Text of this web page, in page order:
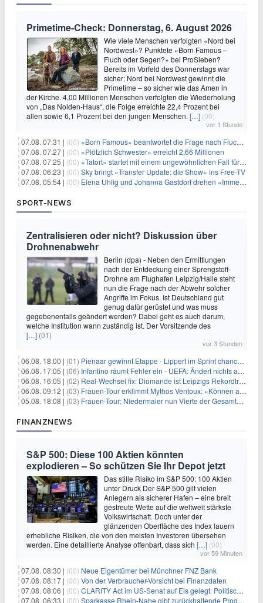
Primetime-Check: Donnerstag, 6. August 2026
Wie viele Menschen verfolgten «Nord bei
Nordwest»? Punktete «Born Famous –
Fluch oder Segen?» bei ProSieben?
Bereits im Vorfeld des Donnerstags war
sicher: Nord bei Nordwest gewinnt die
Primetime – so sicher wie das Amen in
der Kirche. 4,00 Millionen Menschen verfolgten die Wiederholung
von „Das Nolden-Haus“, die Folge erreichte 22,4 Prozent bei
allen sowie 6,1 Prozent bei den jungen Menschen. […] (00)
vor 1 Stunde
07.08. 07:31 | (00) «Born Famous» beantwortet die Frage nach Fluch oder Segen
07.08. 07:27 | (00) «Plötzlich Schwester» erreicht 2,66 Millionen
07.08. 07:25 | (00) «Tatort» startet mit einem ungewöhnlichen Fall für Charlotte Lindholm
07.08. 06:23 | (00) Sky bringt «Transfer Update: die Show» ins Free-TV
07.08. 05:54 | (00) Elena Uhlig und Johanna Gastdorf drehen «Immer fehlt was»
SPORT-NEWS
Zentralisieren oder nicht? Diskussion über
Drohnenabwehr
Berlin (dpa) - Neben den Ermittlungen
nach der Entdeckung einer Sprengstoff-
Drohne am Flughafen Leipzig/Halle steht
nun die Frage nach der Abwehr solcher
Angriffe im Fokus. Ist Deutschland gut
genug dafür gerüstet und was muss
gegebenenfalls geändert werden? Dabei geht es auch darum,
welche Institution wann zuständig ist. Der Vorsitzende des
[…] (01)
vor 3 Stunden
06.08. 18:00 | (01) Pienaar gewinnt Etappe - Lippert im Sprint chancenlos
06.08. 17:05 | (06) Infantino räumt Fehler ein - UEFA: Ändert nichts an Boykott
06.08. 16:05 | (02) Real-Wechsel fix: Diomande ist Leipzigs Rekordtransfer
06.08. 09:12 | (03) Frauen-Tour erklimmt Mythos Ventoux: «Können alles schaffen»
05.08. 18:08 | (03) Frauen-Tour: Niedermaier nun Vierte der Gesamtwertung
FINANZNEWS
S&P 500: Diese 100 Aktien könnten
explodieren – So schützen Sie Ihr Depot jetzt
Das stille Risiko im S&P 500: 100 Aktien
unter Druck Der S&P 500 gilt vielen
Anlegern als sicherer Hafen – eine breit
gestreute Wette auf die weltweit stärkste
Volkswirtschaft. Doch unter der
glänzenden Oberfläche des Index lauern
erhebliche Risiken, die von den meisten Investoren übersehen
werden. Eine detaillierte Analyse offenbart, dass sich […] (00)
vor 59 Minuten
07.08. 08:30 | (00) Neue Eigentümer bei Münchner FNZ Bank
07.08. 08:17 | (00) Von der Verbraucher-Vorsicht bei Finanzdaten
07.08. 08:06 | (00) CLARITY Act im US-Senat auf Eis gelegt: Politische Differenzen verzögern Krypto-Gesetzgebung bis September
07.08. 06:33 | (00) Sparkasse Rhein-Nahe gibt zurückhaltende Prognose